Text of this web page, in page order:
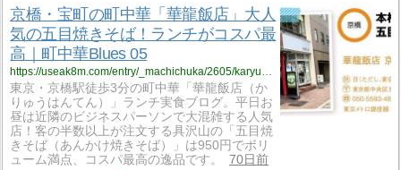
京橋・宝町の町中華「華龍飯店」大人
気の五目焼きそば！ランチがコスパ最
高｜町中華Blues 05
https://useak8m.com/entry/_machichuka/2605/karyuhanten
東京・京橋駅徒歩3分の町中華「華龍飯店（か
りゅうはんてん）」ランチ実食ブログ。平日お
昼は近隣のビジネスパーソンで大混雑する人気
店！客の半数以上が注文する具沢山の「五目焼
きそば（あんかけ焼きそば）」は950円でボリ
ューム満点、コスパ最高の逸品です。
70日前